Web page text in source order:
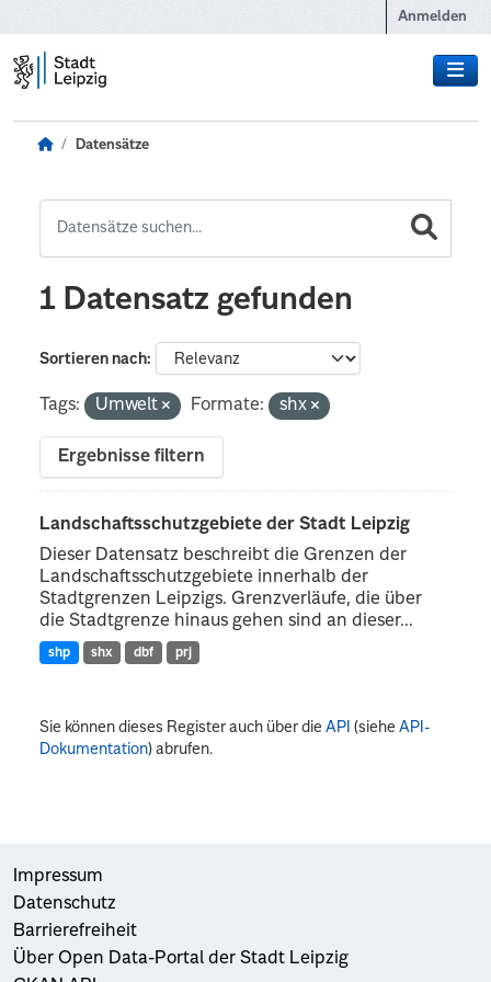
Anmelden
Datensätze
1 Datensatz gefunden
Sortieren nach
Tags: Umwelt Formate: shx
Ergebnisse filtern
Landschaftsschutzgebiete der Stadt Leipzig
Dieser Datensatz beschreibt die Grenzen der
Landschaftsschutzgebiete innerhalb der
Stadtgrenzen Leipzigs. Grenzverläufe, die über
die Stadtgrenze hinaus gehen sind an dieser...
shp shx dbf prj
Sie können dieses Register auch über dieAPI (sieheAPI-
Dokumentation) abrufen.
Impressum
Datenschutz
Barrierefreiheit
Über Open Data-Portal der Stadt Leipzig